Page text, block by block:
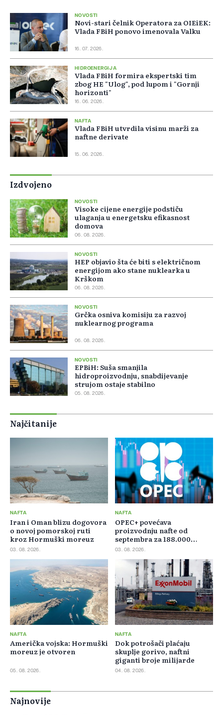
NOVOSTI
Novi-stari čelnik Operatora za OIEiEK:
Vlada FBiH ponovo imenovala Valku
16. 07. 2026.
HIDROENERGIJA
Vlada FBiH formira ekspertski tim
zbog HE "Ulog", pod lupom i "Gornji
horizonti"
16. 06. 2026.
NAFTA
Vlada FBiH utvrdila visinu marži za
naftne derivate
15. 06. 2026.
Izdvojeno
NOVOSTI
Visoke cijene energije podstiču
ulaganja u energetsku efikasnost
domova
06. 08. 2026.
NOVOSTI
HEP objavio šta će biti s električnom
energijom ako stane nuklearka u
Krškom
06. 08. 2026.
NOVOSTI
Grčka osniva komisiju za razvoj
nuklearnog programa
06. 08. 2026.
NOVOSTI
EPBiH: Suša smanjila
hidroproizvodnju, snabdijevanje
strujom ostaje stabilno
05. 08. 2026.
Najčitanije
NAFTA
Iran i Oman blizu dogovora
o novoj pomorskoj ruti
kroz Hormuški moreuz
03. 08. 2026.
NAFTA
OPEC+ povećava
proizvodnju nafte od
septembra za 188.000
barela dnevno
03. 08. 2026.
NAFTA
Američka vojska: Hormuški
moreuz je otvoren
05. 08. 2026.
NAFTA
Dok potrošači plaćaju
skuplje gorivo, naftni
giganti broje milijarde
04. 08. 2026.
Najnovije